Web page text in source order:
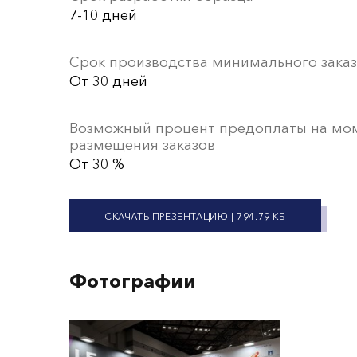
7-10 дней
Срок производства минимального
От 30 дней
Возможный процент предоплаты на
размещения заказов
От 30 %
СКАЧАТЬ ПРЕЗЕНТАЦИЮ | 794.79 КБ
Фотографии